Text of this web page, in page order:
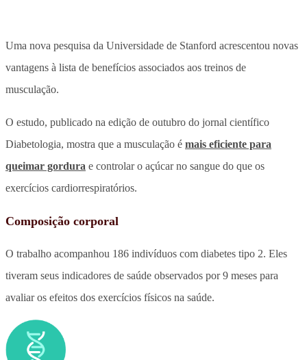
Uma nova pesquisa da Universidade de Stanford acrescentou novas
vantagens à lista de benefícios associados aos treinos de
musculação.
O estudo, publicado na edição de outubro do jornal científico
Diabetologia, mostra que a musculação é mais eficiente para
queimar gordura e controlar o açúcar no sangue do que os
exercícios cardiorrespiratórios.
Composição corporal
O trabalho acompanhou 186 indivíduos com diabetes tipo 2. Eles
tiveram seus indicadores de saúde observados por 9 meses para
avaliar os efeitos dos exercícios físicos na saúde.